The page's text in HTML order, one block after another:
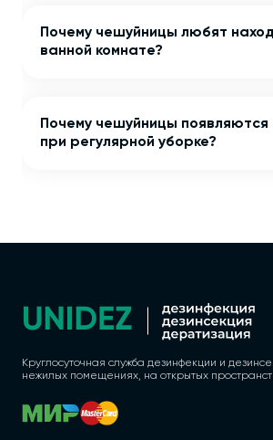
Почему чешуйницы любят
ванной комнате?
Почему чешуйницы
при регулярной уборке?
Круглосуточная служба дезинфекции и
нежилых помещениях, на открытых